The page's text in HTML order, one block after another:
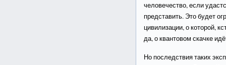
человечество, если
представить. Это будет
цивилизации, о которой,
да, о квантовом скачке
Но последствия таких